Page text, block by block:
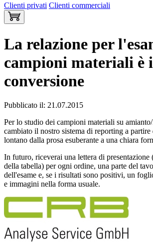
Clienti privati Clienti commerciali
La relazione per
campioni materiali è
conversione
Pubblicato il: 21.07.2015
Per lo studio dei campioni materiali su
cambiato il nostro sistema di reporting a
lontano dalla prosa esuberante a una chiara
In futuro, riceverai una lettera di presentazione
della tabella) per ogni ordine, una parte del
dell'esame e, se i risultati sono positivi, un
e immagini nella forma usuale.